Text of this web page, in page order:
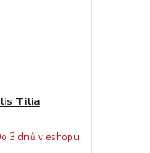
Tilia
3 dnů v eshopu